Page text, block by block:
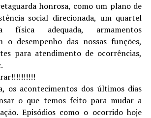
honrosa, como um plano de
social direcionada, um quartel
física adequada, armamentos
o desempenho das nossas funções,
para atendimento de ocorrências,
os acontecimentos dos últimos dias
o que temos feito para mudar a
Episódios como o ocorrido hoje